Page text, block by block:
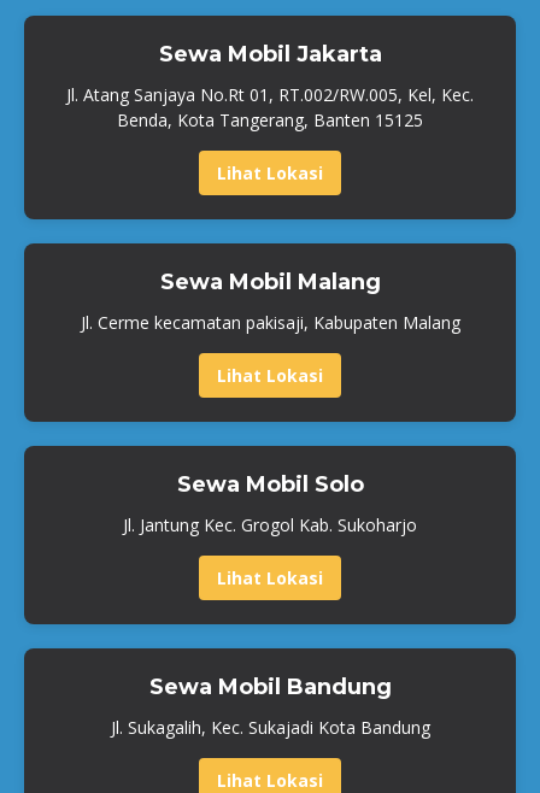
Sewa Mobil Jakarta
Jl. Atang Sanjaya No.Rt 01, RT.002/RW.005, Kel, Kec.
Benda, Kota Tangerang, Banten 15125
Lihat Lokasi
Sewa Mobil Malang
Jl. Cerme kecamatan pakisaji, Kabupaten Malang
Lihat Lokasi
Sewa Mobil Solo
Jl. Jantung Kec. Grogol Kab. Sukoharjo
Lihat Lokasi
Sewa Mobil Bandung
Jl. Sukagalih, Kec. Sukajadi Kota Bandung
Lihat Lokasi